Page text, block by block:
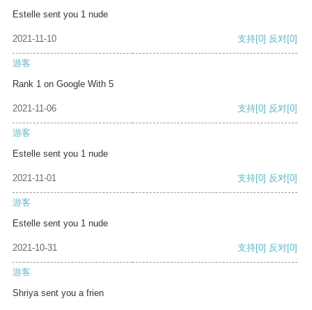
Estelle sent you 1 nude
2021-11-10 支持[0] 反对[0]
游客
Rank 1 on Google With 5
2021-11-06 支持[0] 反对[0]
游客
Estelle sent you 1 nude
2021-11-01 支持[0] 反对[0]
游客
Estelle sent you 1 nude
2021-10-31 支持[0] 反对[0]
游客
Shriya sent you a frien